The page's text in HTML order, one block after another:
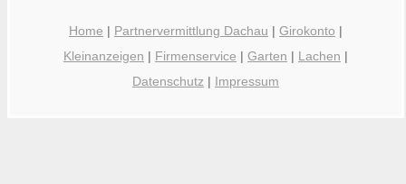
Home | Partnervermittlung Dachau | Girokonto |
Kleinanzeigen | Firmenservice | Garten | Lachen |
Datenschutz | Impressum